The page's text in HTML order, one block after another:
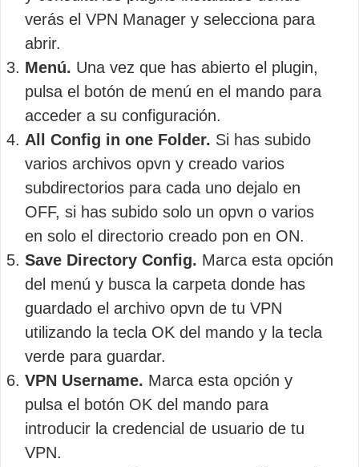
verás el VPN Manager y selecciona para
abrir.
Menú. Una vez que has abierto el plugin,
pulsa el botón de menú en el mando para
acceder a su configuración.
All Config in one Folder. Si has subido
varios archivos opvn y creado varios
subdirectorios para cada uno dejalo en
OFF, si has subido solo un opvn o varios
en solo el directorio creado pon en ON.
Save Directory Config. Marca esta opción
del menú y busca la carpeta donde has
guardado el archivo opvn de tu VPN
utilizando la tecla OK del mando y la tecla
verde para guardar.
VPN Username. Marca esta opción y
pulsa el botón OK del mando para
introducir la credencial de usuario de tu
VPN.